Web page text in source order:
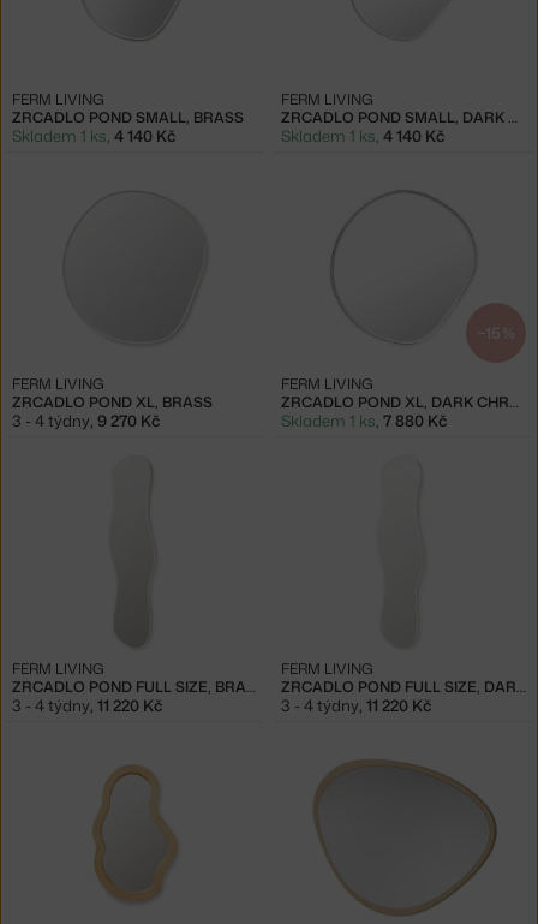
ZRCADLO POND SMALL, BRASS
FERM LIVING
Skladem 1 ks, 4 140 Kč
ZRCADLO POND SMALL, DARK CHROME
FERM LIVING
Skladem 1 ks, 4 140 Kč
ZRCADLO POND XL, BRASS
FERM LIVING
3 - 4 týdny, 9 270 Kč
−15 %
ZRCADLO POND XL, DARK CHROME
FERM LIVING
Skladem 1 ks, 7 880 Kč
ZRCADLO POND FULL SIZE, BRASS
FERM LIVING
3 - 4 týdny, 11 220 Kč
ZRCADLO POND FULL SIZE, DARK CHROME
FERM LIVING
3 - 4 týdny, 11 220 Kč